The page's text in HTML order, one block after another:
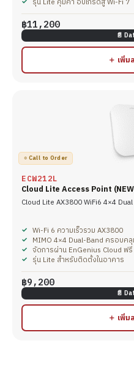
฿11,200
📄
＋ เพิ่
○ Call to Order
ECW212L
Cloud Lite Access Point
Cloud Lite AX3800 WiFi6 4×4
Wi-Fi 6 ความเร็วรวม AX3800
MIMO 4×4 Dual-Band ครอบค
จัดการผ่าน EnGenius Cloud ฟ
รุ่น Lite สำหรับติดตั้งในอาคาร
฿9,200
📄
＋ เพิ่